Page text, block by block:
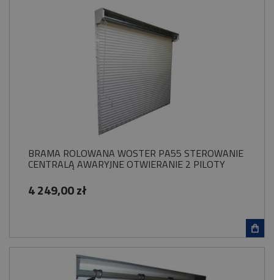
BRAMA ROLOWANA WOSTER PA55 STEROWANIE
CENTRALĄ AWARYJNE OTWIERANIE 2 PILOTY
4 249,00 zł